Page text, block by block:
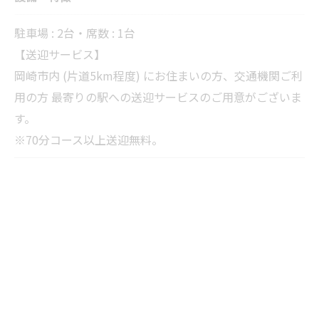
駐車場 : 2台・席数 : 1台
【送迎サービス】
岡崎市内 (片道5km程度) にお住まいの方、交通機関ご利
用の方 最寄りの駅への送迎サービスのご用意がございま
す。
※70分コース以上送迎無料。